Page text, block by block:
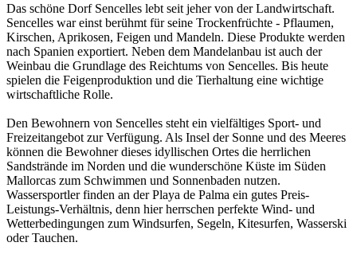
Das schöne Dorf Sencelles lebt seit jeher von der Landwirtschaft.
Sencelles war einst berühmt für seine Trockenfrüchte - Pflaumen,
Kirschen, Aprikosen, Feigen und Mandeln. Diese Produkte werden
nach Spanien exportiert. Neben dem Mandelanbau ist auch der
Weinbau die Grundlage des Reichtums von Sencelles. Bis heute
spielen die Feigenproduktion und die Tierhaltung eine wichtige
wirtschaftliche Rolle.
Den Bewohnern von Sencelles steht ein vielfältiges Sport- und
Freizeitangebot zur Verfügung. Als Insel der Sonne und des Meeres
können die Bewohner dieses idyllischen Ortes die herrlichen
Sandstrände im Norden und die wunderschöne Küste im Süden
Mallorcas zum Schwimmen und Sonnenbaden nutzen.
Wassersportler finden an der Playa de Palma ein gutes Preis-
Leistungs-Verhältnis, denn hier herrschen perfekte Wind- und
Wetterbedingungen zum Windsurfen, Segeln, Kitesurfen, Wasserski
oder Tauchen.